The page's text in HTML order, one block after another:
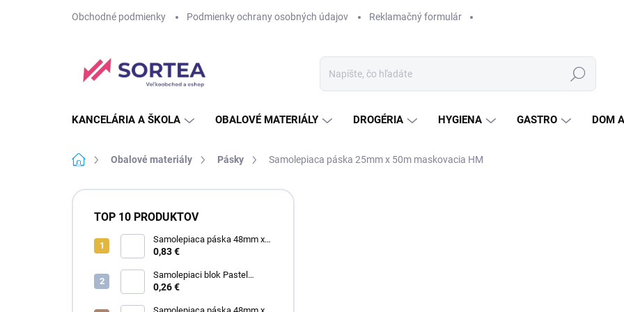
Obchodné podmienky Podmienky ochrany osobných údajov Reklamačný formulár
Hľadať
KANCELÁRIA A ŠKOLA OBALOVÉ MATERIÁLY DROGÉRIA HYGIENA GASTRO DOM
DomovObalové materiály Pásky Samolepiaca páska 25mm x 50m maskovacia HM
B
TOP 10 PRODUKTOV
Samolepiaca páska 48mm x
60m SA priehľadná
0,83 €
Samolepiaci blok Pastel
75mm x 75mm žltý
0,26 €